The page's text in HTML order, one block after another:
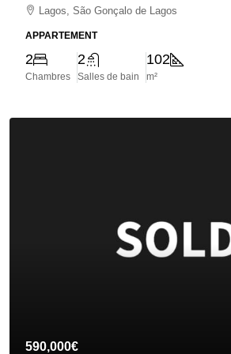
Lagos, São Gonçalo de Lagos
APPARTEMENT
2
Chambres
2
Salles de bain
102
m²
590,000€